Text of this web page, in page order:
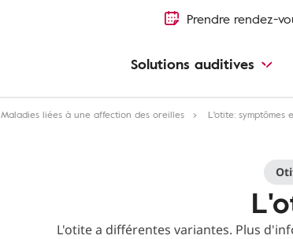
Prendre rendez-
Solutions auditives
Maladies liées à une affection des oreilles L'otite: symptômes
L'otite a différentes variantes. Plus